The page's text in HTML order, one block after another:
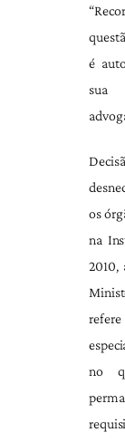
é
sua
os
na
2010,
refere
no